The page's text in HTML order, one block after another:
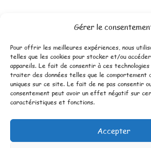
Gérer le
Pour offrir les meilleures expériences, nous
telles que les cookies pour stocker et/ou
appareils. Le fait de consentir à ces
traiter des données telles que le comportement
uniques sur ce site. Le fait de ne pas consentir
consentement peut avoir un effet négatif sur
caractéristiques et fonctions.
Accepter